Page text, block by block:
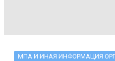
МПА И ИНАЯ ИНФОРМАЦИЯ